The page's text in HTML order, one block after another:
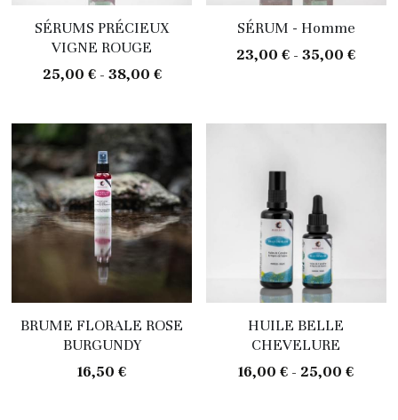
Pour lui
Le baume
SÉRUMS PRÉCIEUX
VIGNE ROUGE
25,00 € - 38,00 €
SÉRUM - Homme
23,00 € - 35,00 €
BRUME FLORALE ROSE
BURGUNDY
16,50 €
HUILE BELLE
CHEVELURE
16,00 € - 25,00 €
Brumes florales
Huiles
Masques
Gommages
Baume à lèvre
Ateliers